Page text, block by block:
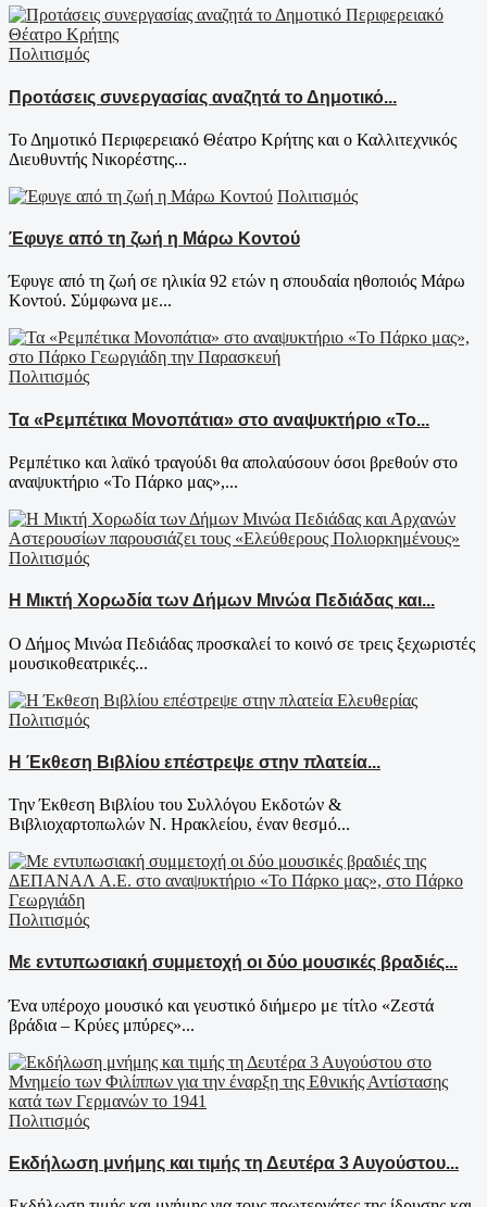
Πολιτισμός
Προτάσεις συνεργασίας αναζητά το Δημοτικό...
Το Δημοτικό Περιφερειακό Θέατρο Κρήτης και ο Καλλιτεχνικός
Διευθυντής Νικορέστης...
Πολιτισμός
Έφυγε από τη ζωή η Μάρω Κοντού
Έφυγε από τη ζωή σε ηλικία 92 ετών η σπουδαία ηθοποιός Μάρω
Κοντού. Σύμφωνα με...
Πολιτισμός
Τα «Ρεμπέτικα Μονοπάτια» στο αναψυκτήριο «Το...
Ρεμπέτικο και λαϊκό τραγούδι θα απολαύσουν όσοι βρεθούν στο
αναψυκτήριο «Το Πάρκο μας»,...
Πολιτισμός
Η Μικτή Χορωδία των Δήμων Μινώα Πεδιάδας και...
Ο Δήμος Μινώα Πεδιάδας προσκαλεί το κοινό σε τρεις ξεχωριστές
μουσικοθεατρικές...
Πολιτισμός
Η Έκθεση Βιβλίου επέστρεψε στην πλατεία...
Την Έκθεση Βιβλίου του Συλλόγου Εκδοτών &
Βιβλιοχαρτοπωλών Ν. Ηρακλείου, έναν θεσμό...
Πολιτισμός
Με εντυπωσιακή συμμετοχή οι δύο μουσικές βραδιές...
Ένα υπέροχο μουσικό και γευστικό διήμερο με τίτλο «Ζεστά
βράδια – Κρύες μπύρες»...
Πολιτισμός
Εκδήλωση μνήμης και τιμής τη Δευτέρα 3 Αυγούστου...